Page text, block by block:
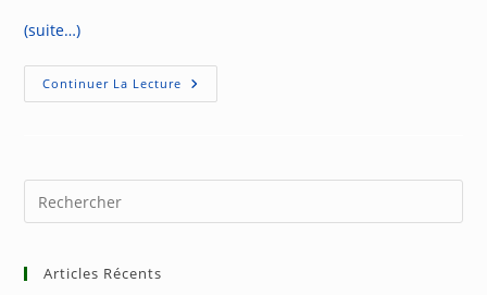
(suite…)
Continuer La Lecture Manuskript,
Logiciel
Articles Récents